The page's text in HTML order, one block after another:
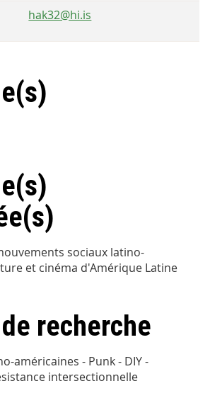
hak32@hi.is
sociaux latino-
et cinéma d'Amérique Latine
recherche
américaines - Punk - DIY -
intersectionnelle